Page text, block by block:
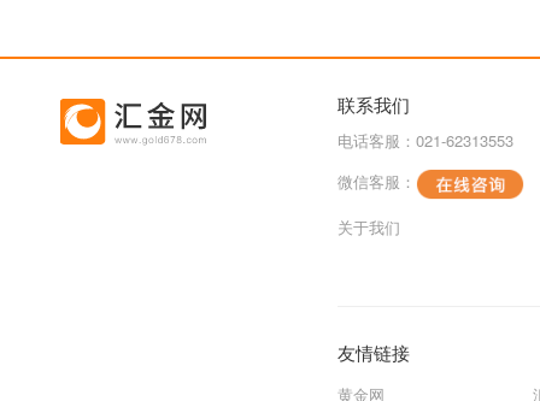
联系我们
电话客服：021-62313553
微信客服：
关于我们
友情链接
黄金网